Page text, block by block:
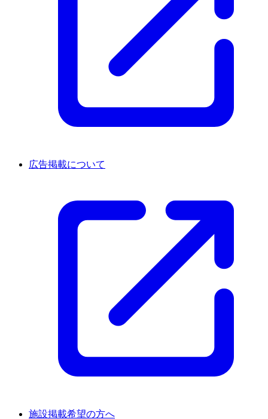
広告掲載について
施設掲載希望の方へ